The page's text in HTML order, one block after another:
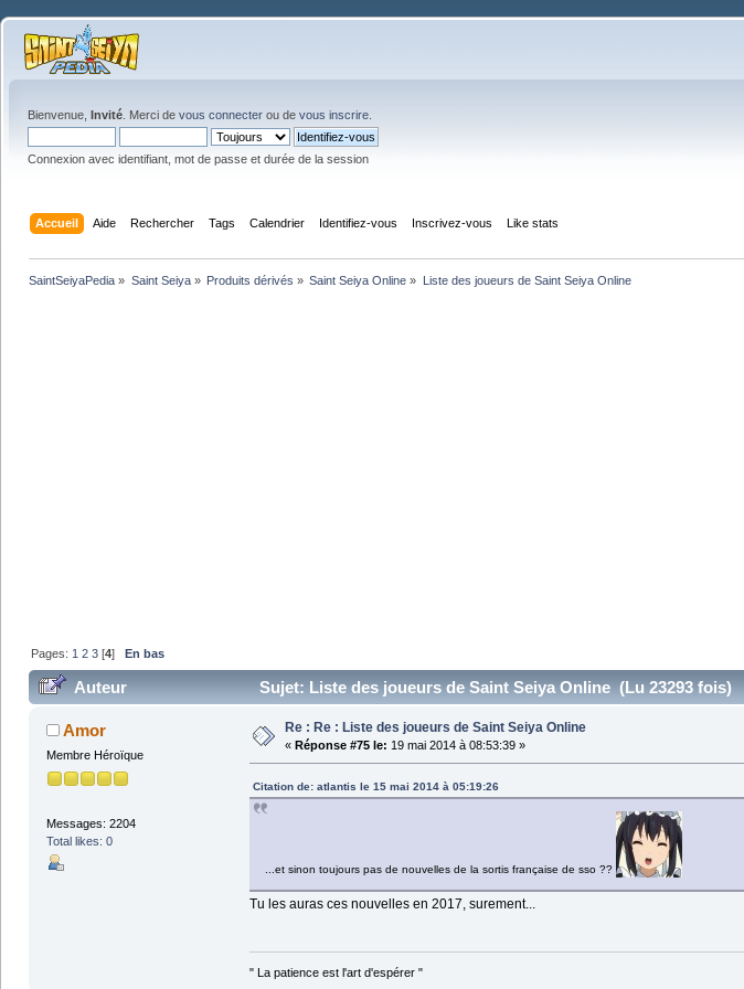
Bienvenue, Invité . Merci de vous connecter ou de vous inscrire
Connexion avec identifiant, mot de passe et durée de la session
Accueil Aide Rechercher Tags Calendrier Identifiez-vous Inscrivez-vous Like stats
SaintSeiyaPedia » Saint Seiya» Produits dérivés » Saint Seiya Online » Liste des joueurs de Saint Seiya Online
Pages: 1 2 3 [4]En bas
Auteur Sujet: Liste des joueurs de Saint Seiya Online (Lu 23293 fois)
Amor
Membre Héroïque
Messages: 2204
Total likes: 0
Re : Re : Liste des joueurs de Saint Seiya Online
« Réponse #75 le: 19 mai 2014 à 08:53:39 »
Citation de: atlantis le 15 mai 2014 à 05:19:26
...et sinon toujours pas de nouvelles de la sortis française de sso ??
Tu les auras ces nouvelles en 2017, surement...
" La patience est l'art d'espérer "